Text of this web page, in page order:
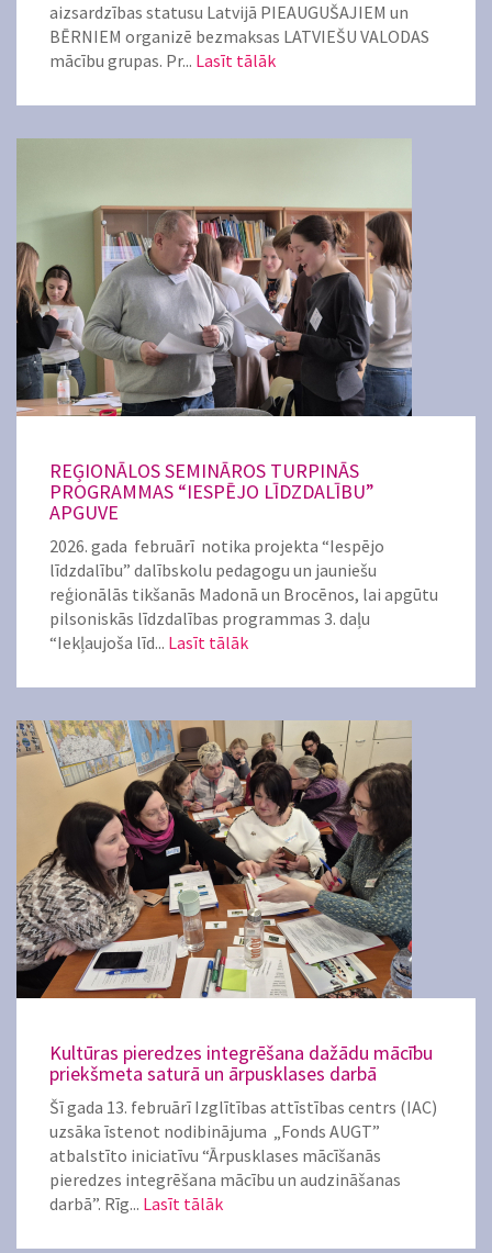
aizsardzības statusu Latvijā PIEAUGUŠAJIEM un
BĒRNIEM organizē bezmaksas LATVIEŠU VALODAS
mācību grupas. Pr... Lasīt tālāk
REĢIONĀLOS SEMINĀROS TURPINĀS
PROGRAMMAS “IESPĒJO LĪDZDALĪBU”
APGUVE
2026. gada februārī notika projekta “Iespējo
līdzdalību” dalībskolu pedagogu un jauniešu
reģionālās tikšanās Madonā un Brocēnos, lai apgūtu
pilsoniskās līdzdalības programmas 3. daļu
“Iekļaujoša līd... Lasīt tālāk
Kultūras pieredzes integrēšana dažādu mācību
priekšmeta saturā un ārpusklases darbā
Šī gada 13. februārī Izglītības attīstības centrs (IAC)
uzsāka īstenot nodibinājuma „Fonds AUGT”
atbalstīto iniciatīvu “Ārpusklases mācīšanās
pieredzes integrēšana mācību un audzināšanas
darbā”. Rīg... Lasīt tālāk